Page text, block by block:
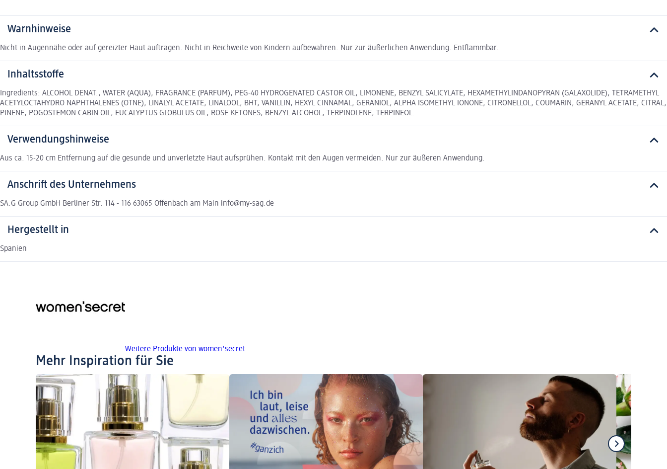
Warnhinweise
Nicht in Augennähe oder auf gereizter Haut auftragen. Nicht in Reichweite von Kindern aufbewahren. Nur zur äußerlichen Anwendung. Entflammbar.
Inhaltsstoffe
Ingredients: ALCOHOL DENAT., WATER (AQUA), FRAGRANCE (PARFUM), PEG-40 HYDROGENATED CASTOR OIL, LIMONENE, BENZYL SALICYLATE, HEXAMETHYLINDANOPYRAN (GALAXOLIDE), TETRAMETHYL
ACETYLOCTAHYDRO NAPHTHALENES (OTNE), LINALYL ACETATE, LINALOOL, BHT, VANILLIN, HEXYL CINNAMAL, GERANIOL, ALPHA ISOMETHYL IONONE, CITRONELLOL, COUMARIN, GERANYL ACETATE, CITRAL,
PINENE, POGOSTEMON CABIN OIL, EUCALYPTUS GLOBULUS OIL, ROSE KETONES, BENZYL ALCOHOL, TERPINOLENE, TERPINEOL.
Verwendungshinweise
Aus ca. 15-20 cm Entfernung auf die gesunde und unverletzte Haut aufsprühen. Kontakt mit den Augen vermeiden. Nur zur äußeren Anwendung.
Anschrift des Unternehmens
SA.G Group GmbH Berliner Str. 114 - 116 63065 Offenbach am Main info@my-sag.de
Hergestellt in
Spanien
Weitere Produkte von women'secret
Mehr Inspiration für Sie